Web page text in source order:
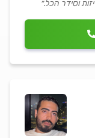
וסידר הכל.״